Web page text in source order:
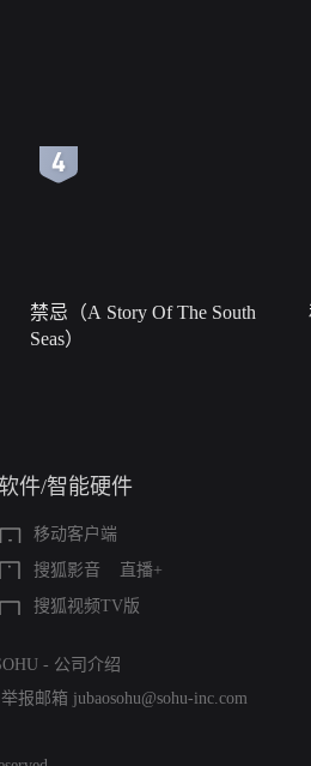
禁忌（A Story Of The South
Seas）
件/智能硬件
移动客户端
搜狐影音
直播+
搜狐视频TV版
- 公司介绍
举报邮箱 jubaosohu@sohu-inc.com